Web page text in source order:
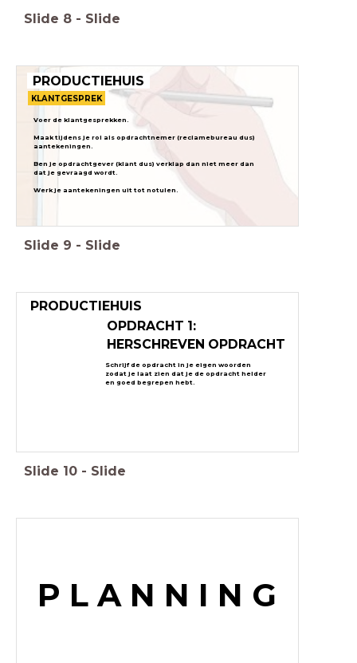
Slide 8 - Slide
Voer de klantgesprekken.
Maak tijdens je rol als opdrachtnemer (reclamebureau dus)
aantekeningen.
Ben je opdrachtgever (klant dus) verklap dan niet meer dan
dat je gevraagd wordt.
Werk je aantekeningen uit tot notulen.
PRODUCTIEHUIS
KLANTGESPREK
Slide 9 - Slide
OPDRACHT 1:
HERSCHREVEN OPDRACHT
Schrijf de opdracht in je eigen woorden
zodat je laat zien dat je de opdracht helder
en goed begrepen hebt.
PRODUCTIEHUIS
Slide 10 - Slide
P L A N N I N G